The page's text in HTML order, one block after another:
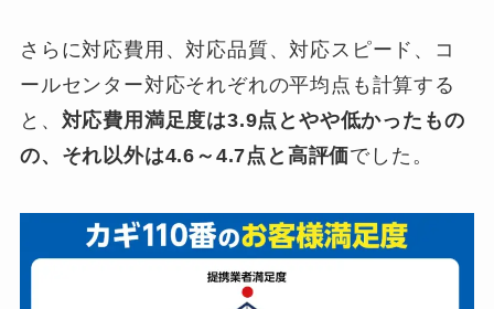
さらに対応費用、対応品質、対応スピード、コ
ールセンター対応それぞれの平均点も計算する
と、 対応費用満足度は3.9点とやや低かったもの
の、それ以外は4.6～4.7点と高評価でした。